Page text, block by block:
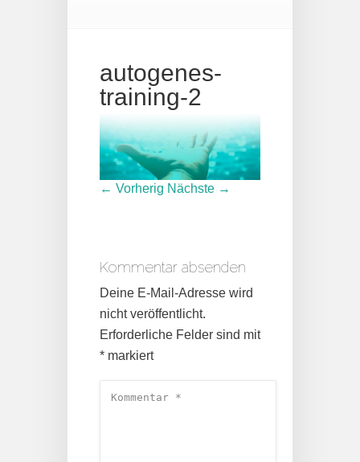
autogenes-
training-2
← Vorherig Nächste →
Kommentar absenden
Deine E-Mail-Adresse wird
nicht veröffentlicht.
Erforderliche Felder sind mit
* markiert